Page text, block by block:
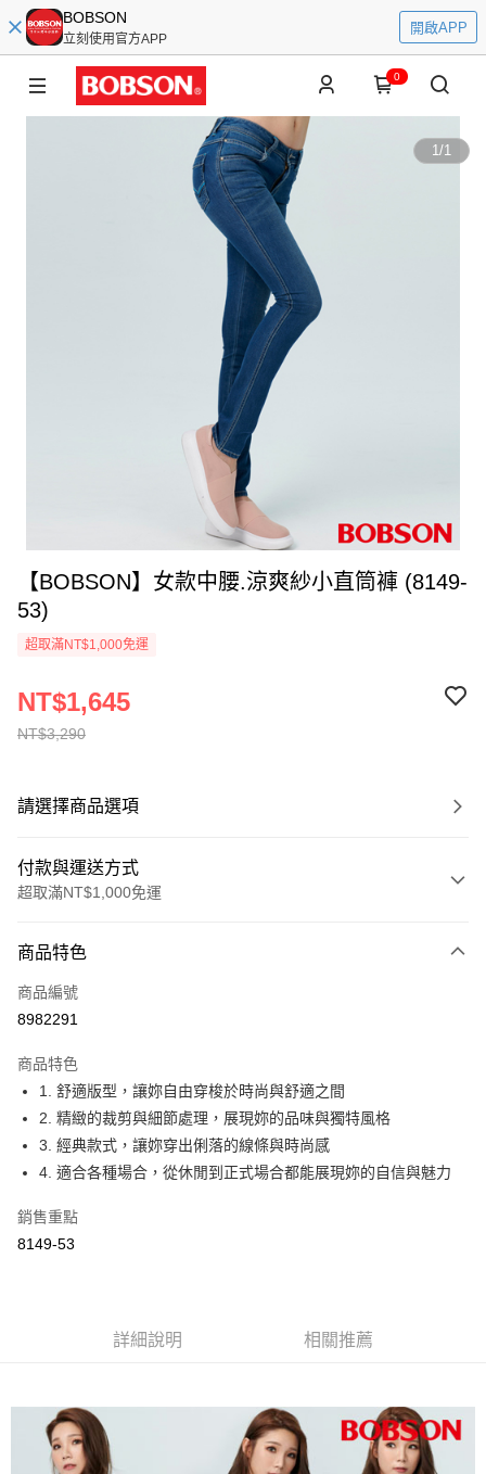
BOBSON
立刻使用官方APP
開啟APP
0
1/1
【BOBSON】女款中腰.涼爽紗小直筒褲 (8149-
53)
超取滿NT$1,000免運
NT$3,290
NT$1,645
請選擇商品選項
付款與運送方式
超取滿NT$1,000免運
信用卡一次付款
Apple Pay
運送方式
付款後全家取貨
每筆NT$60，滿NT$1,000(含以上)免運費
商品特色
商品編號
8982291
商品特色
1. 舒適版型，讓妳自由穿梭於時尚與舒適之間
2. 精緻的裁剪與細節處理，展現妳的品味與獨特風格
3. 經典款式，讓妳穿出俐落的線條與時尚感
4. 適合各種場合，從休閒到正式場合都能展現妳的自信與魅力
銷售重點
8149-53
詳細說明 相關推薦